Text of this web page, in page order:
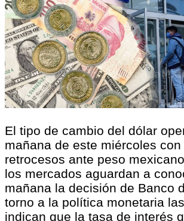
El tipo de cambio del dólar
mañana de este miércoles
retrocesos ante peso
los mercados aguardan a
mañana la decisión de Banco
torno a la política monetaria
indican que la tasa de interés